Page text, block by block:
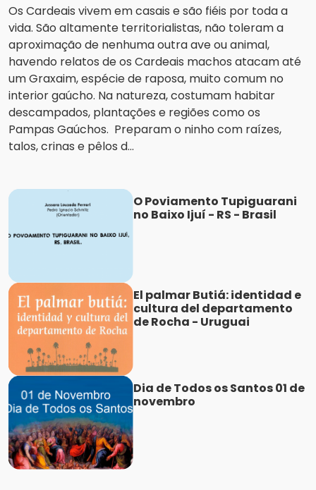
Os Cardeais vivem em casais e são fiéis por toda a
vida. São altamente territorialistas, não toleram a
aproximação de nenhuma outra ave ou animal,
havendo relatos de os Cardeais machos atacam até
um Graxaim, espécie de raposa, muito comum no
interior gaúcho. Na natureza, costumam habitar
descampados, plantações e regiões como os
Pampas Gaúchos. Preparam o ninho com raízes,
talos, crinas e pêlos d...
O Poviamento Tupiguarani
no Baixo Ijuí - RS - Brasil
El palmar Butiá: identidad e
cultura del departamento
de Rocha - Uruguai
Dia de Todos os Santos 01 de
novembro